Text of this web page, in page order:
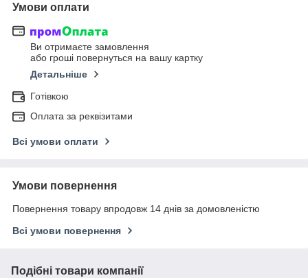
Умови оплати
Ви отримаєте замовлення
або гроші повернуться на вашу картку
Детальніше
Готівкою
Оплата за реквізитами
Всі умови оплати
Умови повернення
Повернення товару впродовж 14 днів за домовленістю
Всі умови повернення
Подібні товари компанії